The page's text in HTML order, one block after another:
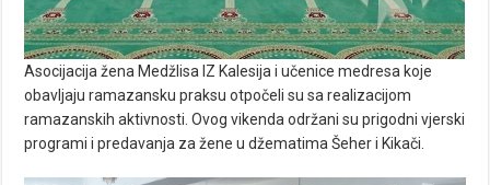
Asocijacija žena Medžlisa IZ Kalesija i učenice medresa koje
obavljaju ramazansku praksu otpočeli su sa realizacijom
ramazanskih aktivnosti. Ovog vikenda održani su prigodni vjerski
programi i predavanja za žene u džematima Šeher i Kikači.